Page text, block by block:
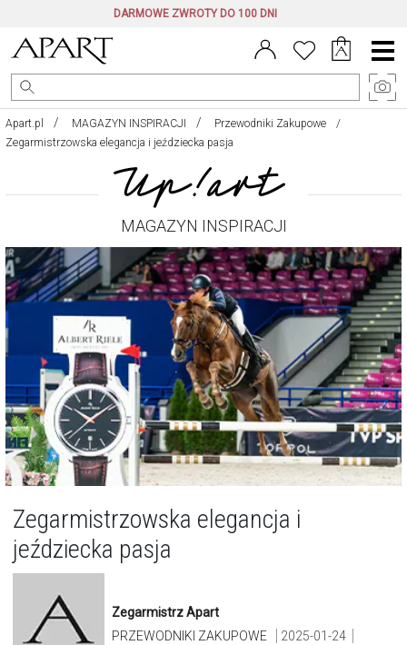
DARMOWE ZWROTY DO 100 DNI
Menu
główne
Apart.pl MAGAZYN INSPIRACJI
Przewodniki Zakupowe
Zegarmistrzowska elegancja i jeździecka pasja
MAGAZYN INSPIRACJI
Zegarmistrzowska elegancja i
jeździecka pasja
Zegarmistrz Apart
PRZEWODNIKI ZAKUPOWE
2025-01-24